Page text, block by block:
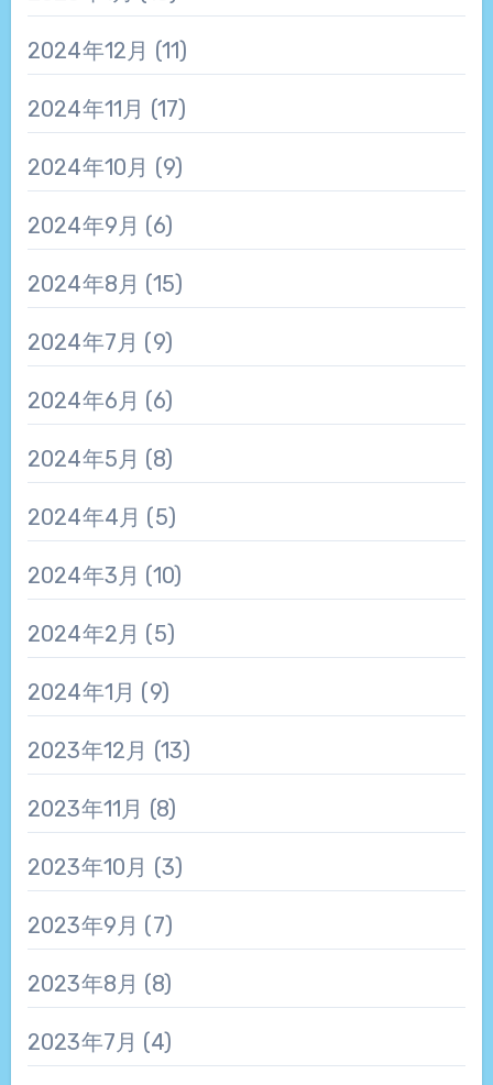
2024年12月 (11)
2024年11月 (17)
2024年10月 (9)
2024年9月 (6)
2024年8月 (15)
2024年7月 (9)
2024年6月 (6)
2024年5月 (8)
2024年4月 (5)
2024年3月 (10)
2024年2月 (5)
2024年1月 (9)
2023年12月 (13)
2023年11月 (8)
2023年10月 (3)
2023年9月 (7)
2023年8月 (8)
2023年7月 (4)